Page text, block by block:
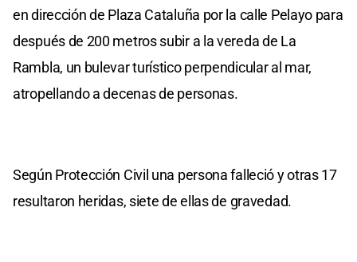
en dirección de Plaza Cataluña por la calle Pelayo para
después de 200 metros subir a la vereda de La
Rambla, un bulevar turístico perpendicular al mar,
atropellando a decenas de personas.
Según Protección Civil una persona falleció y otras 17
resultaron heridas, siete de ellas de gravedad.